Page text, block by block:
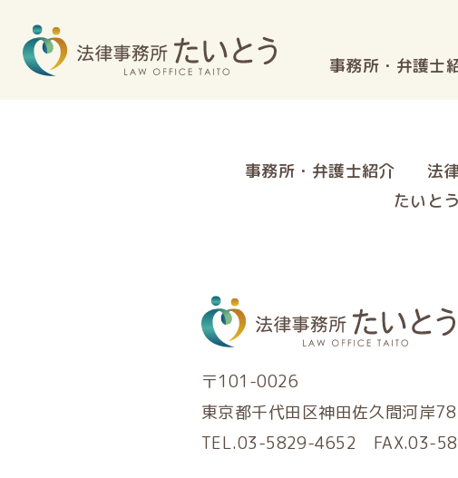
事務所・ 弁護士
事務所・弁護士紹介 法
たいと
〒101-0026
東京都千代田区神田佐久間河岸
TEL.03-5829-4652 FAX.03-